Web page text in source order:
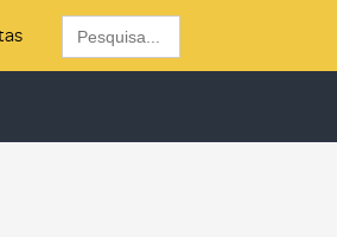
Search
for: